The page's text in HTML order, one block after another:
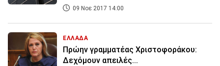
09 Νοε 2017 14:00
ΕΛΛΑΔΑ
Πρώην γραμματέας Χριστοφοράκου:
Δεχόμουν απειλές...